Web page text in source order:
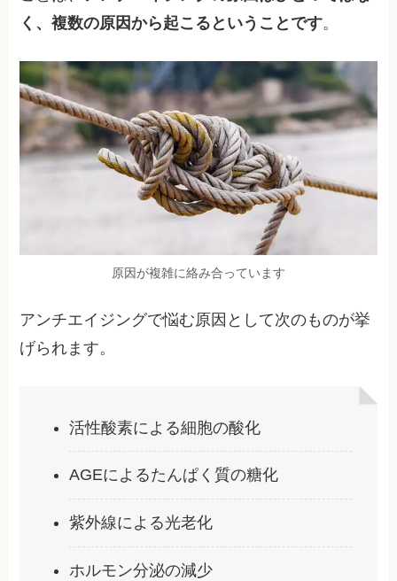
く、複数の原因から起こるということです。
原因が複雑に絡み合っています
アンチエイジングで悩む原因として次のものが挙
げられます。
活性酸素による細胞の酸化
AGEによるたんぱく質の糖化
紫外線による光老化
ホルモン分泌の減少